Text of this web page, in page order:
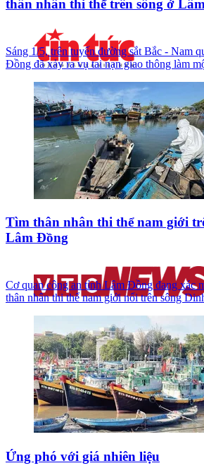
thân nhân thi thể trên sông ở
Sáng 1/5, trên tuyến đường sắt Bắc - Nam
Đồng đã xảy ra vụ tai nạn giao thông làm
Tìm thân nhân thi thể nam giới
Lâm Đồng
Cơ quan công an tỉnh Lâm Đồng đang xác
thân nhân thi thể nam giới nổi trên sông
Ứng phó với giá nhiên liệu